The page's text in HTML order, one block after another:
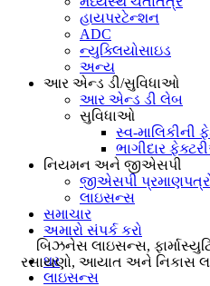
હાયપરટેન્શન
ADC
ન્યુક્લિયોસાઇડ
અન્ય
આર એન્ડ ડી/સુવિધાઓ
આર એન્ડ ડી લેબ
સુવિધાઓ
સ્વ-માલિકીની
ભાગીદાર
નિયમન અને જીએસપી
જીએસપી
લાઇસન્સ
સમાચાર
અમારો સંપર્ક કરો
ઘર
લાઇસન્સ
બિઝનેસ લાઇસન્સ,
રસાયણો, આયાત અને નિકાસ